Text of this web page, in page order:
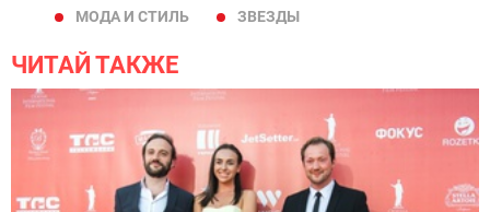
МОДА И СТИЛЬ ЗВЕЗДЫ
ЧИТАЙ ТАКЖЕ